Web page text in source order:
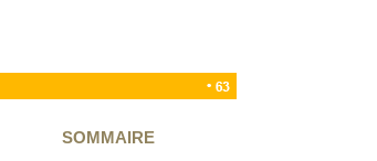
SOMMAIRE